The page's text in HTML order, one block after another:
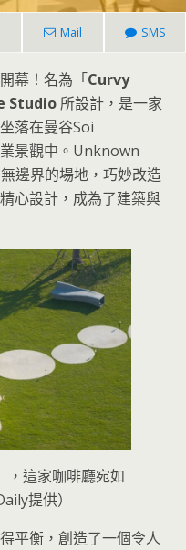
Mail SMS
幕！名為「Curvy
Studio 所設計，是一家
落在曼谷Soi
景觀中。Unknown
邊界的場地，巧妙改造
心設計，成為了建築與
這家咖啡廳宛如
提供）
平衡，創造了一個令人